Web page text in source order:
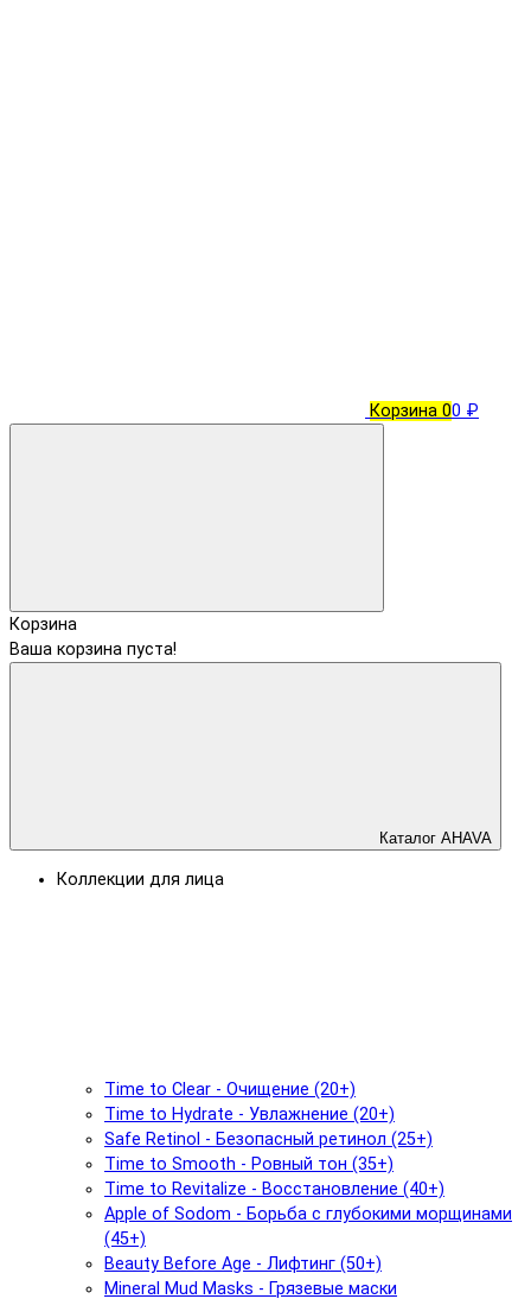
Корзина 00 ₽
Корзина
Ваша корзина пуста!
Каталог AHAVA
Коллекции для лица
Time to Clear - Очищение (20+)
Time to Hydrate - Увлажнение (20+)
Safe Retinol - Безопасный ретинол (25+)
Time to Smooth - Ровный тон (35+)
Time to Revitalize - Восстановление (40+)
Apple of Sodom - Борьба с глубокими морщинами
(45+)
Beauty Before Age - Лифтинг (50+)
Mineral Mud Masks - Грязевые маски